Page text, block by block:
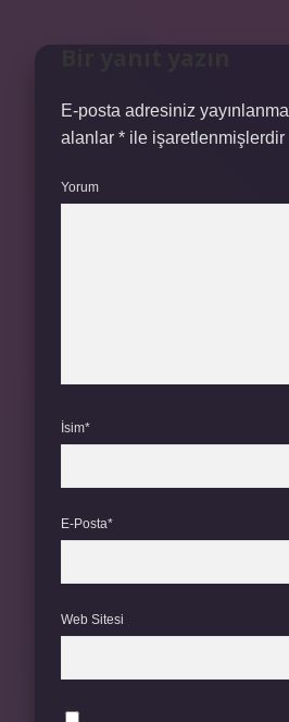
E-posta adresiniz
alanlar * ile işaretlenmişlerdir
Yorum
İsim*
E-Posta*
Web Sitesi